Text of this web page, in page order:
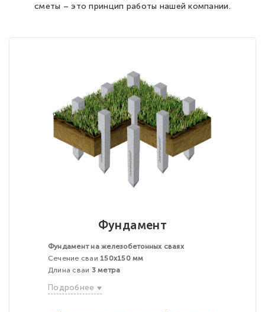
сметы – это принцип работы нашей компании.
Фундамент
Фундамент на железобетонных сваях
Сечение сваи 150х150 мм
Длина сваи 3 метра
Подробнее